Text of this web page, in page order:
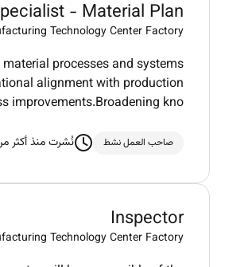
- Material Plan
Technology Center Factory
processes and systems
alignment with production
improvements.Broadening kno
صاحب العمل نشط نُشرت منذ أكثر من 30
Inspector
Technology Center Factory